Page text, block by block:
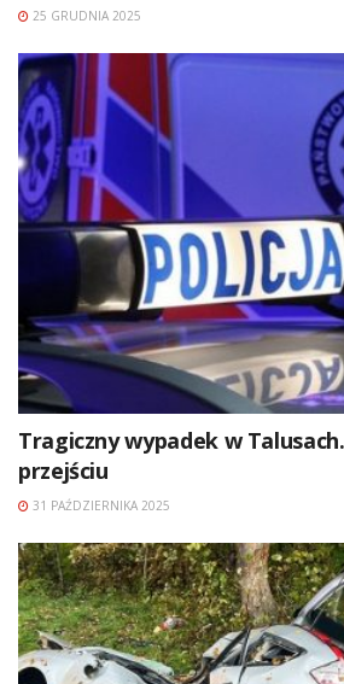
25 GRUDNIA 2025
Tragiczny wypadek w
przejściu
31 PAŹDZIERNIKA 2025